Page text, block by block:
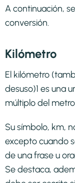
A continuación,
conversión.
Kilómetro
El kilómetro
desuso)1​ es una
múltiplo del
Su símbolo, km,
excepto cuando
de una frase u
Se destaca,